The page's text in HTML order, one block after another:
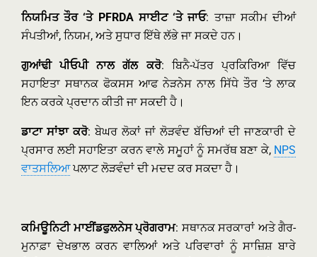
ਨਿਯਮਿਤ ਤੌਰ ‘ਤੇ PFRDA ਸਾਈਟ ‘ਤੇ ਜਾਓ: ਤਾਜ਼ਾ ਸਕੀਮ ਦੀਆਂ
ਸੰਪਤੀਆਂ, ਨਿਯਮ, ਅਤੇ ਸੁਧਾਰ ਇੱਥੇ ਲੱਭੇ ਜਾ ਸਕਦੇ ਹਨ।
ਗੁਆਂਢੀ ਪੀਓਪੀ ਨਾਲ ਗੱਲ ਕਰੋ: ਬਿਨੈ-ਪੱਤਰ ਪ੍ਰਕਿਰਿਆ ਵਿੱਚ
ਸਹਾਇਤਾ ਸਥਾਨਕ ਫੋਕਸਸ ਆਫ ਨੇੜਨੇਸ ਨਾਲ ਸਿੱਧੇ ਤੌਰ ‘ਤੇ ਲਾਕ
ਇਨ ਕਰਕੇ ਪ੍ਰਦਾਨ ਕੀਤੀ ਜਾ ਸਕਦੀ ਹੈ।
ਡਾਟਾ ਸਾਂਝਾ ਕਰੋ: ਬੇਘਰ ਲੋਕਾਂ ਜਾਂ ਲੋੜਵੰਦ ਬੱਚਿਆਂ ਦੀ ਜਾਣਕਾਰੀ ਦੇ
ਪ੍ਰਸਾਰ ਲਈ ਸਹਾਇਤਾ ਕਰਨ ਵਾਲੇ ਸਮੂਹਾਂ ਨੂੰ ਸਮਰੱਥ ਬਣਾ ਕੇ, NPS
ਵਾਤਸਲਿਆਪਲਾਟ ਲੋੜਵੰਦਾਂ ਦੀ ਮਦਦ ਕਰ ਸਕਦਾ ਹੈ।
ਕਮਿਊਨਿਟੀ ਮਾਈਂਡਫੁਲਨੇਸ ਪ੍ਰੋਗਰਾਮ: ਸਥਾਨਕ ਸਰਕਾਰਾਂ ਅਤੇ ਗੈਰ-
ਮੁਨਾਫ਼ਾ ਦੇਖਭਾਲ ਕਰਨ ਵਾਲਿਆਂ ਅਤੇ ਪਰਿਵਾਰਾਂ ਨੂੰ ਸਾਜ਼ਿਸ਼ ਬਾਰੇ